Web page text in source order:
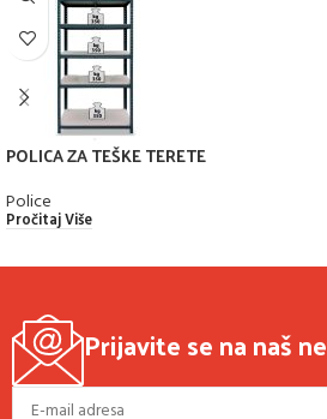
POLICA ZA TEŠKE TERETE
Police
Pročitaj Više
Prijavite se na naš